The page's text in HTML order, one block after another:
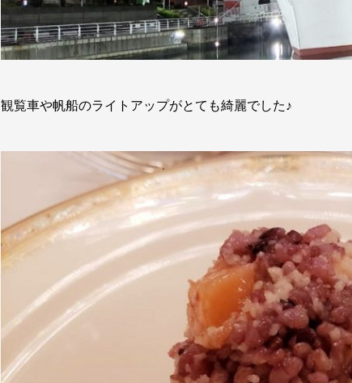
観覧車や帆船のライトアップがとても綺麗でした♪